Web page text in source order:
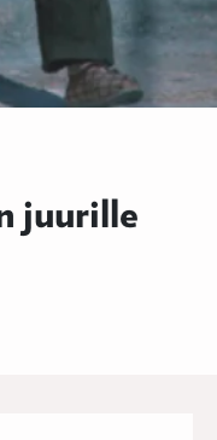
juurille